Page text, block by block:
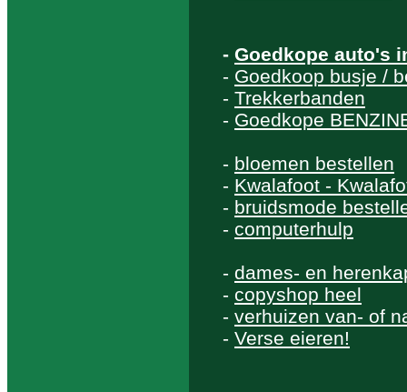
- Goedkope auto's
- Goedkoop busje /
- Trekkerbanden
- Goedkope
- bloemen bestellen
- Kwalafoot -
- bruidsmode
- computerhulp
- dames- en
- copyshop heel
- verhuizen van- of
- Verse eieren!